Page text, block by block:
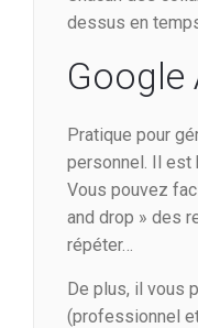
dessus en
Google
Pratique pour
personnel. Il est
Vous pouvez
and drop » des
répéter…
De plus, il vous
(professionnel